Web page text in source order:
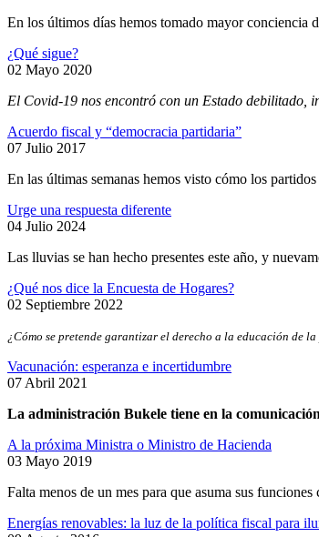
En los últimos días hemos tomado mayor conciencia
¿Qué sigue?
02 Mayo 2020
El Covid-19 nos encontró con un Estado debilitado,
Acuerdo fiscal y “democracia partidaria”
07 Julio 2017
En las últimas semanas hemos visto cómo los
Urge una respuesta diferente
04 Julio 2024
Las lluvias se han hecho presentes este año, y
¿Qué nos dice la Encuesta de Hogares?
02 Septiembre 2022
¿Cómo se pretende garantizar el derecho a la educación de
Vacunación: esperanza e incertidumbre
07 Abril 2021
La administración Bukele tiene en la
A la próxima Ministra o Ministro de Hacienda
03 Mayo 2019
Falta menos de un mes para que asuma sus
Energías renovables: la luz de la política fiscal para